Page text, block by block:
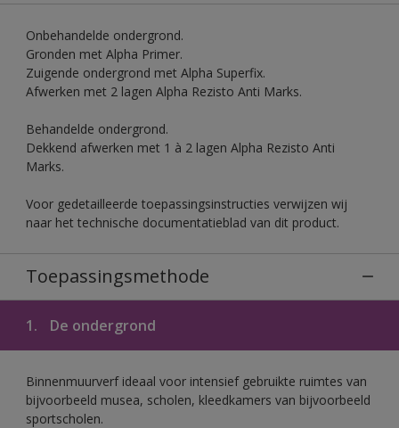
Onbehandelde ondergrond.
Gronden met Alpha Primer.
Zuigende ondergrond met Alpha Superfix.
Afwerken met 2 lagen Alpha Rezisto Anti Marks.
Behandelde ondergrond.
Dekkend afwerken met 1 à 2 lagen Alpha Rezisto Anti
Marks.
Voor gedetailleerde toepassingsinstructies verwijzen wij
naar het technische documentatieblad van dit product.
Toepassingsmethode
1. De ondergrond
Binnenmuurverf ideaal voor intensief gebruikte ruimtes van
bijvoorbeeld musea, scholen, kleedkamers van bijvoorbeeld
sportscholen.